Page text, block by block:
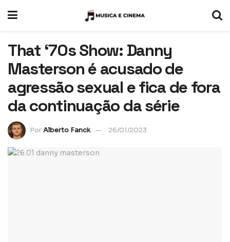
That ‘70s Show: Danny
Masterson é acusado de
agressão sexual e fica de fora
da continuação da série
PorAlberto Fanck 26/01/2023